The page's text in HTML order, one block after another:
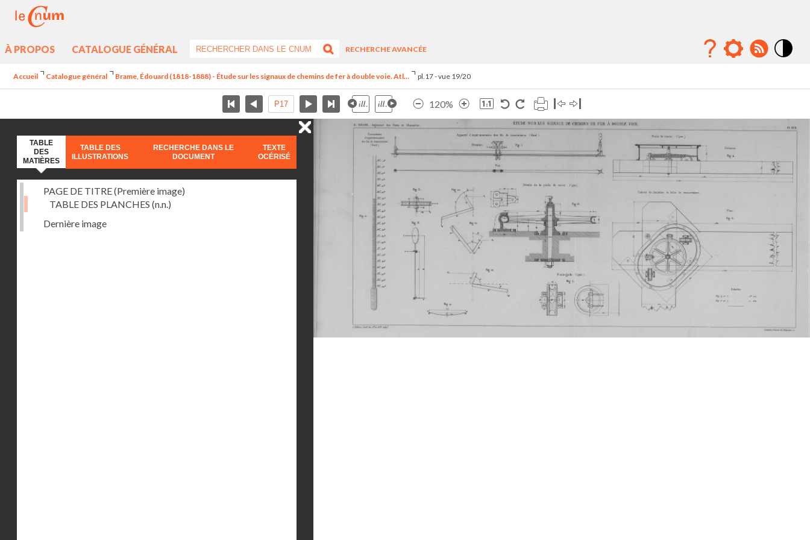
À PROPOS CATALOGUE GÉNÉRAL
RECHERCHE AVANCÉE
Accueil Catalogue général Brame, Édouard (1818-1888) - Étude sur les signaux de chemins de fer à double voie. Atl... pl.17 - vue 19/20
120%
TABLE
DES
MATIÈRES
TABLE DES
ILLUSTRATIONS
RECHERCHE DANS LE
DOCUMENT
TEXTE
OCÉRISÉ
PAGE DE TITRE (Première image)
TABLE DES PLANCHES (n.n.)
Dernière image